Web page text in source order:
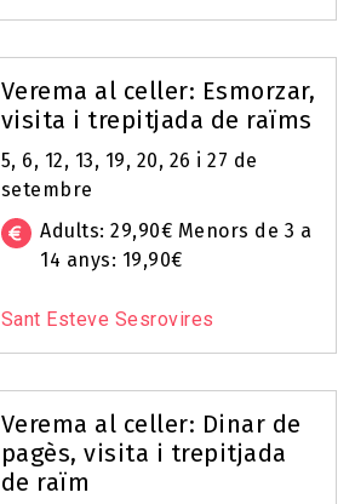
Verema al celler: Esmorzar,
visita i trepitjada de raïms
5, 6, 12, 13, 19, 20, 26 i 27 de
setembre
Adults: 29,90€ Menors de 3 a
14 anys: 19,90€
Sant Esteve Sesrovires
Verema al celler: Dinar de
pagès, visita i trepitjada
de raïm